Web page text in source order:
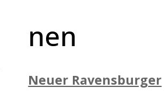
nen
Neuer Ravensburger